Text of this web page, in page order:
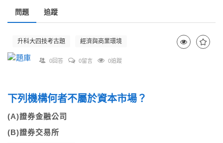
問題 追蹤
升科大四技考古題 經濟與商業環境
0回答 0留言 0追蹤
下列機構何者不屬於資本市場？
(A)證券金融公司
(B)證券交易所